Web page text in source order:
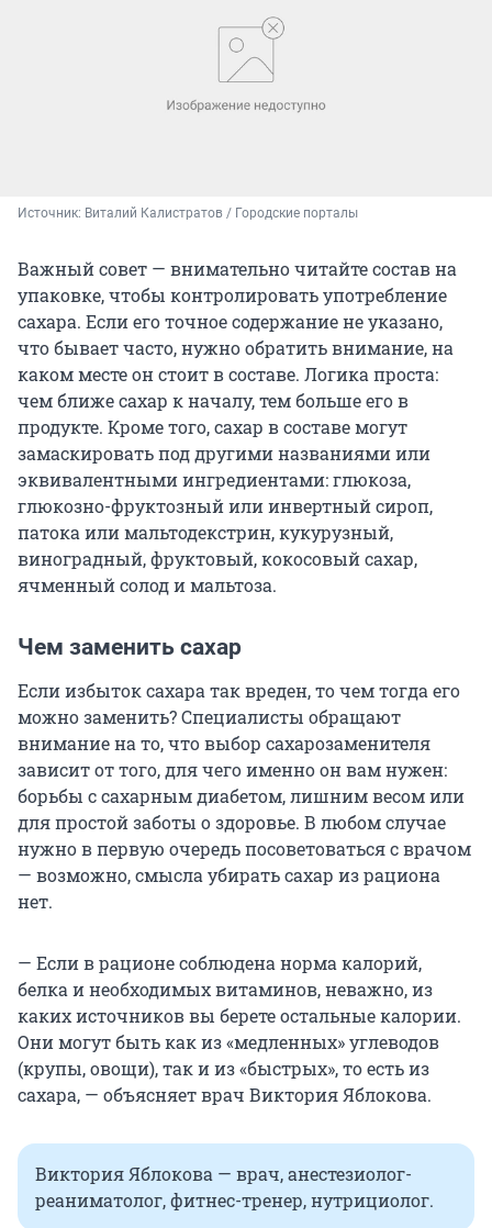
Источник: Виталий Калистратов / Городские порталы
Важный совет — внимательно читайте состав на
упаковке, чтобы контролировать употребление
сахара. Если его точное содержание не указано,
что бывает часто, нужно обратить внимание, на
каком месте он стоит в составе. Логика проста:
чем ближе сахар к началу, тем больше его в
продукте. Кроме того, сахар в составе могут
замаскировать под другими названиями или
эквивалентными ингредиентами: глюкоза,
глюкозно-фруктозный или инвертный сироп,
патока или мальтодекстрин, кукурузный,
виноградный, фруктовый, кокосовый сахар,
ячменный солод и мальтоза.
Чем заменить сахар
Если избыток сахара так вреден, то чем тогда его
можно заменить? Специалисты обращают
внимание на то, что выбор сахарозаменителя
зависит от того, для чего именно он вам нужен:
борьбы с сахарным диабетом, лишним весом или
для простой заботы о здоровье. В любом случае
нужно в первую очередь посоветоваться с врачом
— возможно, смысла убирать сахар из рациона
нет.
— Если в рационе соблюдена норма калорий,
белка и необходимых витаминов, неважно, из
каких источников вы берете остальные калории.
Они могут быть как из «медленных» углеводов
(крупы, овощи), так и из «быстрых», то есть из
сахара, — объясняет врач Виктория Яблокова.
Виктория Яблокова — врач, анестезиолог-
реаниматолог, фитнес-тренер, нутрициолог.